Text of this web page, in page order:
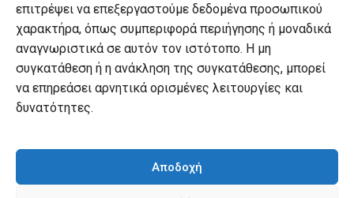
επιτρέψει να επεξεργαστούμε δεδομένα προσωπικού
χαρακτήρα, όπως συμπεριφορά περιήγησης ή μοναδικά
αναγνωριστικά σε αυτόν τον ιστότοπο. Η μη
συγκατάθεση ή η ανάκληση της συγκατάθεσης, μπορεί
να επηρεάσει αρνητικά ορισμένες λειτουργίες και
δυνατότητες.
Αποδοχή
Ο λογαριασμός μου
Ο λογαριασμός μου
Οι παραγγελίες μου
Λίστα επιθυμιών